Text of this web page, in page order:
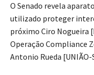
O Senado revela
utilizado proteger
próximo Ciro Nogueira
Operação Compliance
Antonio Rueda [UNIÃO-